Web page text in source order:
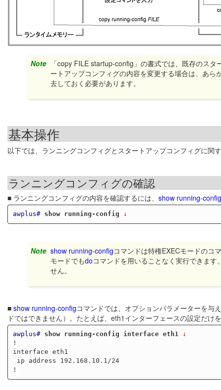
Note
「copy FILE startup-config」の書式では、既存のス
ートアップコンフィグの内容を変更する場合は、あら
去しておく必要があります。
基本操作
以下では、ランニングコンフィグとスタートアップコンフィグに関
ランニングコンフィグの確認
■ ランニングコンフィグの内容を確認するには、 show running-config
awplus# show running-config ↓
Note show running-configコマンドは特権EXECモードのコ
モードでもdoコマンドを用いることなく実行できます
せん。
■ show running-configコマンドでは、オプションパラメーターを与
ドではできません）。たとえば、eth1インターフェースの設定だけ
awplus# show running-config interface eth1 ↓
!
interface eth1